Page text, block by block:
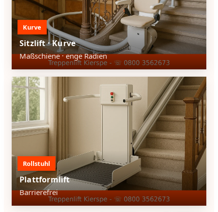
Kurve
Sitzlift · Kurve
Maßschiene · enge Radien
Rollstuhl
Plattformlift
Barrierefrei